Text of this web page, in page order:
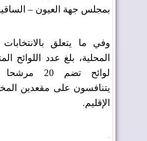
بمجلس جهة العيون –
وفي ما يتعلق بالانتخابات
لوائح تضم 20
يتنافسون على مقعدين
الإقليم.
.